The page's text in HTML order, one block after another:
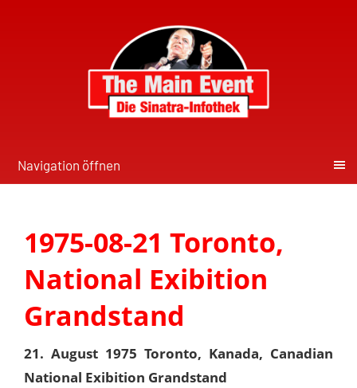
Navigation öffnen
1975-08-21 Toronto,
National Exibition
Grandstand
21. August 1975 Toronto, Kanada, Canadian
National Exibition Grandstand